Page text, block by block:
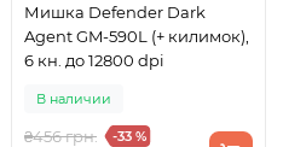
Мишка Defender Dark
Agent GM-590L (+ килимок),
6 кн. до 12800 dpi
В наличии
₴456 грн. -33 %